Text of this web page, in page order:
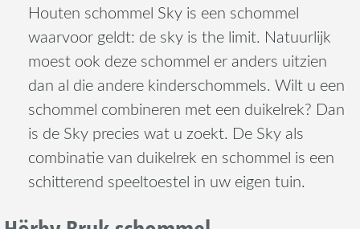
Houten schommel Sky is een schommel
waarvoor geldt: de sky is the limit. Natuurlijk
moest ook deze schommel er anders uitzien
dan al die andere kinderschommels. Wilt u een
schommel combineren met een duikelrek? Dan
is de Sky precies wat u zoekt. De Sky als
combinatie van duikelrek en schommel is een
schitterend speeltoestel in uw eigen tuin.